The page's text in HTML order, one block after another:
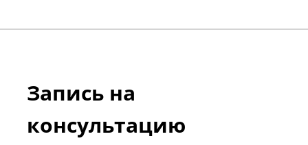
Запись на
консультацию